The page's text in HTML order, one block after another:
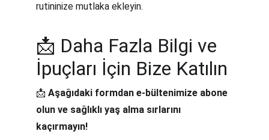
rutininize mutlaka ekleyin.
📩 Daha Fazla Bilgi ve
İpuçları İçin Bize Katılın
📩 Aşağıdaki formdan e-bültenimize abone
olun ve sağlıklı yaş alma sırlarını
kaçırmayın!